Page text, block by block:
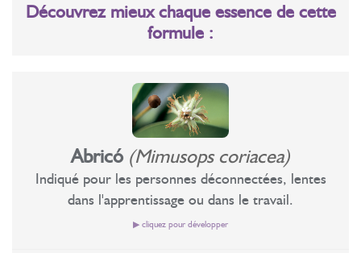
Découvrez mieux chaque essence de cette
formule :
Abricó (Mimusops coriacea)
Indiqué pour les personnes déconnectées, lentes
dans l'apprentissage ou dans le travail.
▶ cliquez pour développer